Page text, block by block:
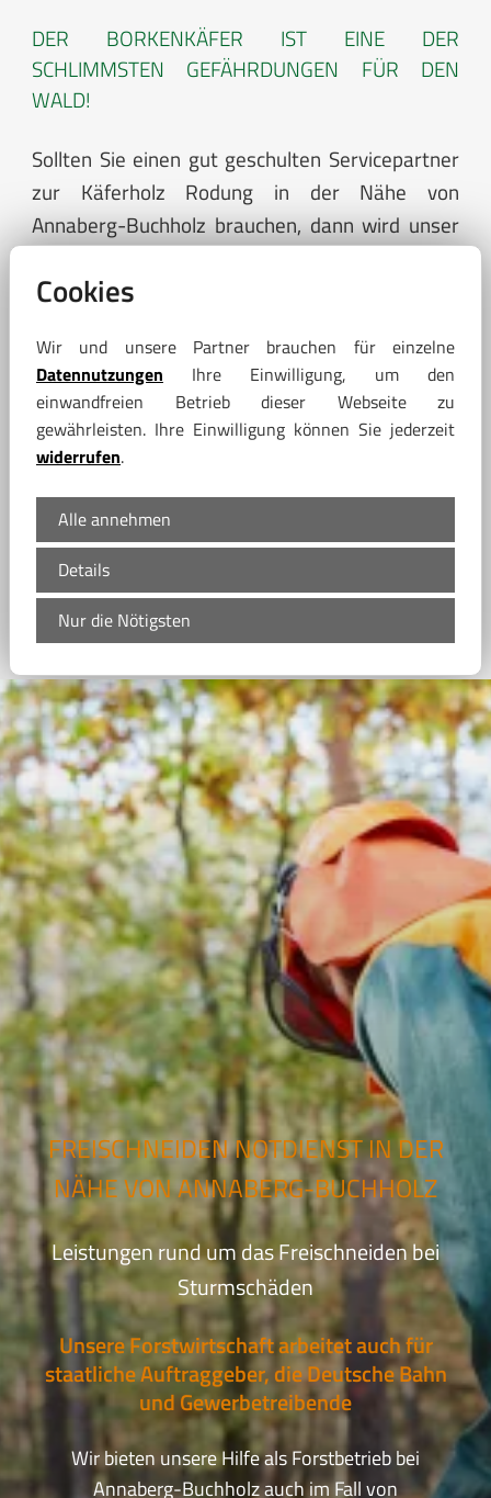
DER BORKENKÄFER IST EINE DER
SCHLIMMSTEN GEFÄHRDUNGEN FÜR DEN
WALD!
Sollten Sie einen gut geschulten Servicepartner
zur Käferholz Rodung in der Nähe von
Annaberg-Buchholz brauchen, dann wird unser
tätig. Wir sind auf
wir unseren Auftraggebern als verlässlicher und
qualifizierterForstbetrieb in der Nähe von
Annaberg-Buchholzzur Verfügung.
FREISCHNEIDEN NOTDIENST IN DER
NÄHE VON ANNABERG-BUCHHOLZ
Leistungen rund um das Freischneiden bei
Sturmschäden
Unsere Forstwirtschaft arbeitet auch für
staatliche Auftraggeber, die Deutsche Bahn
und Gewerbetreibende
Wir bieten unsere Hilfe als Forstbetrieb bei
Annaberg-Buchholz auch im Fall von
Cookies
Wir und unsere Partner brauchen für einzelne
Datennutzungen Ihre Einwilligung, um den
einwandfreien Betrieb dieser Webseite zu
gewährleisten. Ihre Einwilligung können Sie jederzeit
widerrufen.
Alle annehmen
Details
Nur die Nötigsten